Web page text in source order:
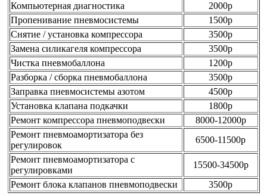
Компьютерная диагностика
2000р
Пропенивание пневмосистемы
1500р
Снятие / установка компрессора
3500р
Замена силикагеля компрессора
3500р
Чистка пневмобаллона
1200р
Разборка / сборка пневмобаллона
3500р
Заправка пневмосистемы азотом
4500р
Установка клапана подкачки
1800р
Ремонт компрессора пневмоподвески
8000-12000р
Ремонт пневмоамортизатора без
регулировок
6500-11500р
Ремонт пневмоамортизатора с
регулировками
15500-34500р
Ремонт блока клапанов пневмоподвески
3500р